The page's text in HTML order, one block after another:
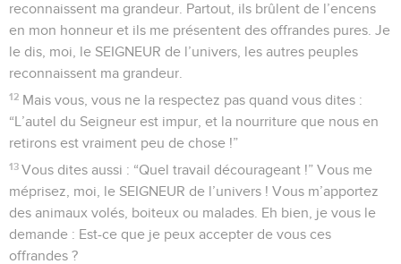
reconnaissent ma grandeur. Partout, ils brûlent de l’encens
en mon honneur et ils me présentent des offrandes pures. Je
le dis, moi, le SEIGNEUR de l’univers, les autres peuples
reconnaissent ma grandeur.
12 Mais vous, vous ne la respectez pas quand vous dites :
“L’autel du Seigneur est impur, et la nourriture que nous en
retirons est vraiment peu de chose !”
13 Vous dites aussi : “Quel travail décourageant !” Vous me
méprisez, moi, le SEIGNEUR de l’univers ! Vous m’apportez
des animaux volés, boiteux ou malades. Eh bien, je vous le
demande : Est-ce que je peux accepter de vous ces
offrandes ?